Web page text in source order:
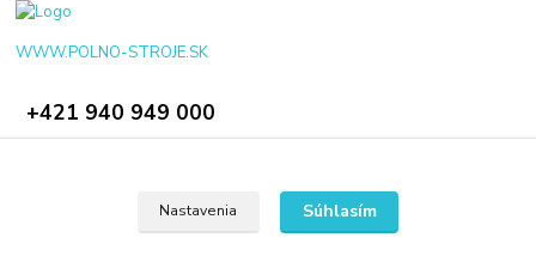
WWW.POLNO-STROJE.SK
+421 940 949 000
Nastavenia Súhlasím